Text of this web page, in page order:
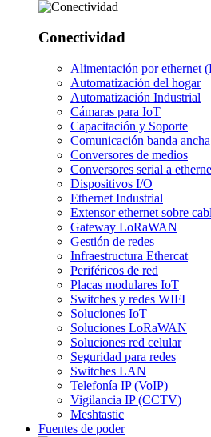
Conectividad
Alimentación por ethernet
Automatización del hogar
Automatización Industrial
Cámaras para IoT
Capacitación y Soporte
Comunicación banda ancha
Conversores de medios
Conversores serial a
Dispositivos I/O
Ethernet Industrial
Extensor ethernet sobre
Gateway LoRaWAN
Gestión de redes
Infraestructura Ethercat
Periféricos de red
Placas modulares IoT
Switches y redes WIFI
Soluciones IoT
Soluciones LoRaWAN
Soluciones red celular
Seguridad para redes
Switches LAN
Telefonía IP (VoIP)
Vigilancia IP (CCTV)
Meshtastic
Fuentes de poder